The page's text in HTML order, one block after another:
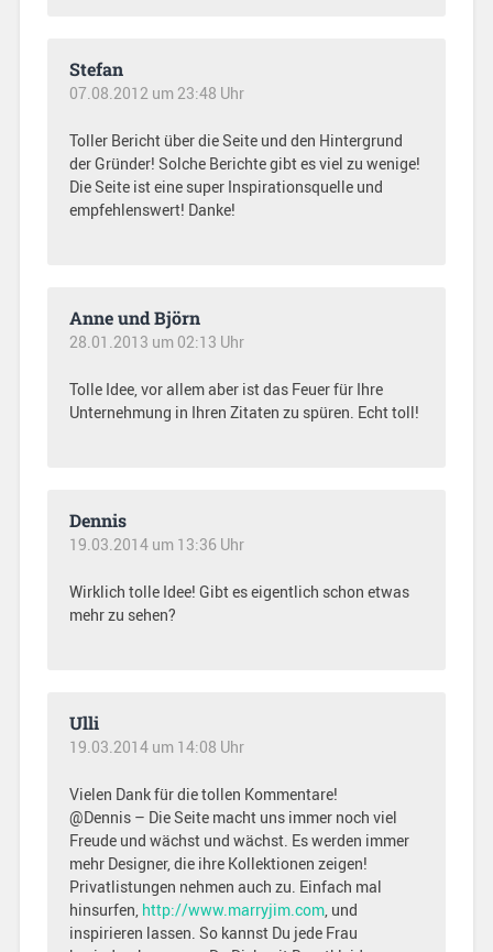
Stefan
07.08.2012 um 23:48 Uhr
Toller Bericht über die Seite und den Hintergrund
der Gründer! Solche Berichte gibt es viel zu wenige!
Die Seite ist eine super Inspirationsquelle und
empfehlenswert! Danke!
Anne und Björn
28.01.2013 um 02:13 Uhr
Tolle Idee, vor allem aber ist das Feuer für Ihre
Unternehmung in Ihren Zitaten zu spüren. Echt toll!
Dennis
19.03.2014 um 13:36 Uhr
Wirklich tolle Idee! Gibt es eigentlich schon etwas
mehr zu sehen?
Ulli
19.03.2014 um 14:08 Uhr
Vielen Dank für die tollen Kommentare!
@Dennis – Die Seite macht uns immer noch viel
Freude und wächst und wächst. Es werden immer
mehr Designer, die ihre Kollektionen zeigen!
Privatlistungen nehmen auch zu. Einfach mal
hinsurfen, http://www.marryjim.com, und
inspirieren lassen. So kannst Du jede Frau